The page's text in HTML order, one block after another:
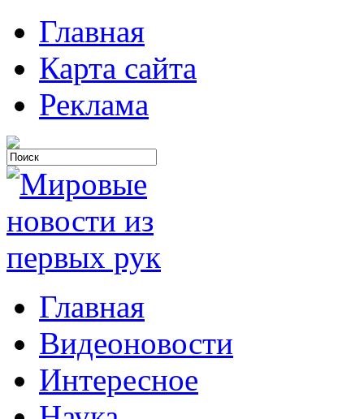
Главная
Карта сайта
Реклама
Главная
Видеоновости
Интересное